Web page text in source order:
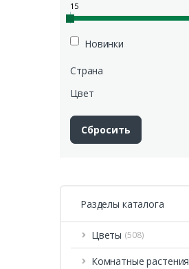
15
Новинки
Страна
Цвет
Разделы каталога
Цветы (508)
Комнатные растения